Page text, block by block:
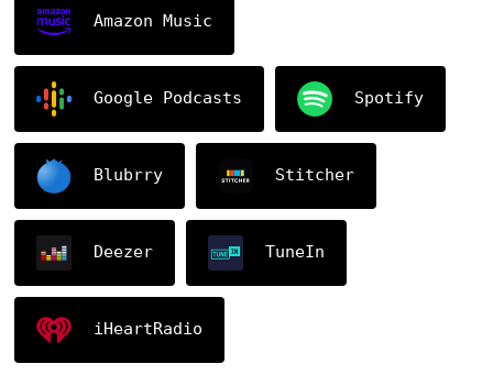
Amazon Music
Google Podcasts Spotify
Blubrry Stitcher
Deezer TuneIn
iHeartRadio